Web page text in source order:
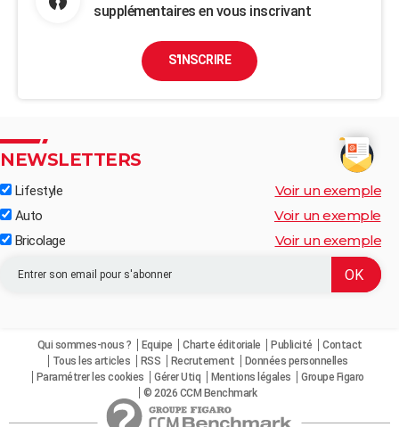
supplémentaires en vous inscrivant
S'INSCRIRE
NEWSLETTERS
Lifestyle Voir un exemple
Auto Voir un exemple
Bricolage Voir un exemple
Qui sommes-nous ? Equipe Charte éditoriale Publicité
Contact
Tous les articles
RSS Recrutement
Données personnelles
Paramétrer les cookies
Gérer Utiq Mentions légales
Groupe Figaro
© 2026 CCM Benchmark